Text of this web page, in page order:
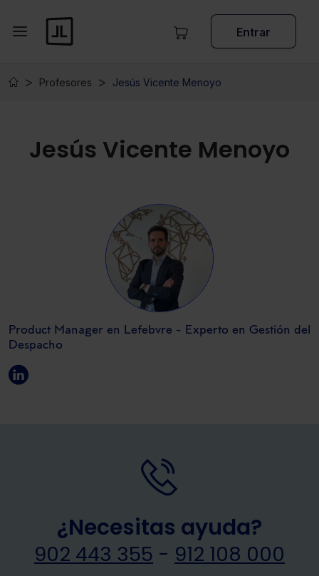
Entrar
Profesores Jesús Vicente Menoyo
Jesús Vicente Menoyo
Product Manager en Lefebvre - Experto en Gestión del
Despacho
¿Necesitas ayuda?
902 443 355 - 912 108 000